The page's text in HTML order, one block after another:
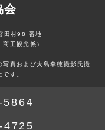
会
田村98 番地
工観光係）
真および大島幸穂撮影氏撮
す。
5864
4725